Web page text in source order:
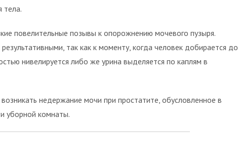
тела.
повелительные позывы к опорожнению мочевого пузыря.
так как к моменту, когда человек добирается до
нивелируется либо же урина выделяется по каплям в
недержание мочи при простатите, обусловленное в
уборной комнаты.